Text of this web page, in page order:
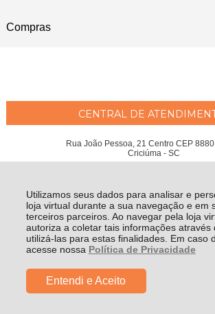
Utilizamos seus dados para analisar e
loja virtual durante a sua navegação e em
terceiros parceiros. Ao navegar pela loja
autoriza a coletar tais informações através
utilizá-las para estas finalidades. Em caso
acesse nossa Política de Privacidade
Entendi e Aceito
Compras
CENTRAL DE
Rua João Pessoa, 21 Centro CEP
Criciúma - SC
Todos os direitos reservados
Fátima Criança
R$ 1.699,99